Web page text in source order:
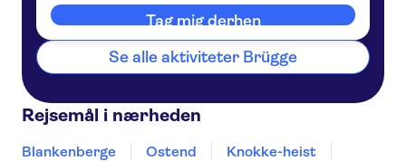
Tag mig derhen
Se alle aktiviteter Brügge
Rejsemål i nærheden
Blankenberge Ostend
Knokke-heist